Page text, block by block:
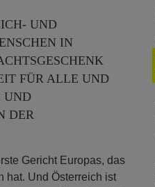
UND
IN
FÜR ALLE UND
UND
DER
Gericht Europas, das
hat. Und Österreich ist